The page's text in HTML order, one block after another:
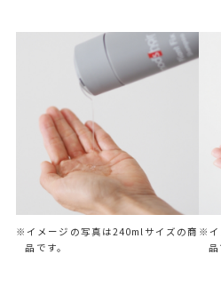
※イメージの写真は240mlサイズの商
品です。
※イ
品